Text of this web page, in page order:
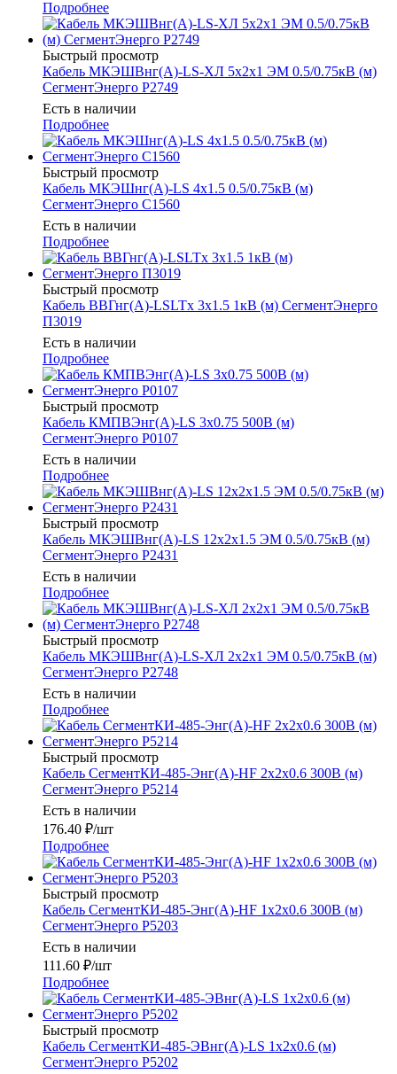
Подробнее
Быстрый просмотр
Кабель МКЭШВнг(А)-LS-ХЛ 5х2х1 ЭМ 0.5/0.75кВ (м)
СегментЭнерго Р2749
Есть в наличии
Подробнее
Быстрый просмотр
Кабель МКЭШнг(А)-LS 4х1.5 0.5/0.75кВ (м)
СегментЭнерго С1560
Есть в наличии
Подробнее
Быстрый просмотр
Кабель ВВГнг(А)-LSLTx 3х1.5 1кВ (м) СегментЭнерго
П3019
Есть в наличии
Подробнее
Быстрый просмотр
Кабель КМПВЭнг(А)-LS 3х0.75 500В (м)
СегментЭнерго Р0107
Есть в наличии
Подробнее
Быстрый просмотр
Кабель МКЭШВнг(А)-LS 12х2х1.5 ЭМ 0.5/0.75кВ (м)
СегментЭнерго Р2431
Есть в наличии
Подробнее
Быстрый просмотр
Кабель МКЭШВнг(А)-LS-ХЛ 2х2х1 ЭМ 0.5/0.75кВ (м)
СегментЭнерго Р2748
Есть в наличии
Подробнее
Быстрый просмотр
Кабель СегментКИ-485-Энг(А)-HF 2х2х0.6 300В (м)
СегментЭнерго Р5214
Есть в наличии
176.40 ₽/шт
Подробнее
Быстрый просмотр
Кабель СегментКИ-485-Энг(А)-HF 1х2х0.6 300В (м)
СегментЭнерго Р5203
Есть в наличии
111.60 ₽/шт
Подробнее
Быстрый просмотр
Кабель СегментКИ-485-ЭВнг(А)-LS 1х2х0.6 (м)
СегментЭнерго Р5202